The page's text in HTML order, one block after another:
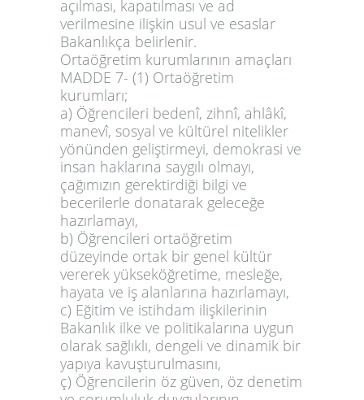
açılması, kapatılması ve ad
verilmesine ilişkin usul ve esaslar
Bakanlıkça belirlenir.
Ortaöğretim kurumlarının amaçları
MADDE 7- (1) Ortaöğretim
kurumları;
a) Öğrencileri bedenî, zihnî, ahlâkî,
manevî, sosyal ve kültürel nitelikler
yönünden geliştirmeyi, demokrasi ve
insan haklarına saygılı olmayı,
çağımızın gerektirdiği bilgi ve
becerilerle donatarak geleceğe
hazırlamayı,
b) Öğrencileri ortaöğretim
düzeyinde ortak bir genel kültür
vererek yükseköğretime, mesleğe,
hayata ve iş alanlarına hazırlamayı,
c) Eğitim ve istihdam ilişkilerinin
Bakanlık ilke ve politikalarına uygun
olarak sağlıklı, dengeli ve dinamik bir
yapıya kavuşturulmasını,
ç) Öğrencilerin öz güven, öz denetim